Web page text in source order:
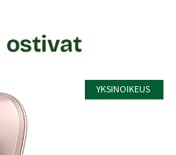
ostivat
YKSINOIKEUS